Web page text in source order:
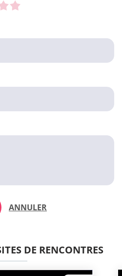
ANNULER
DE RENCONTRES